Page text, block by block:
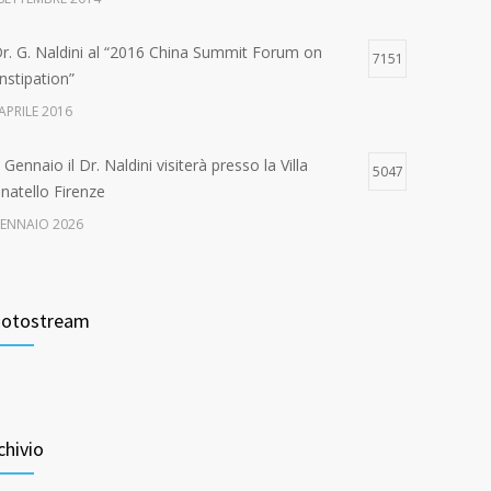
G. Naldini al “2016 China Summit Forum on
7151
2016
Gennaio il Dr. Naldini visiterà presso la Villa
Firenze
5047
2026
di San Rossore
2024